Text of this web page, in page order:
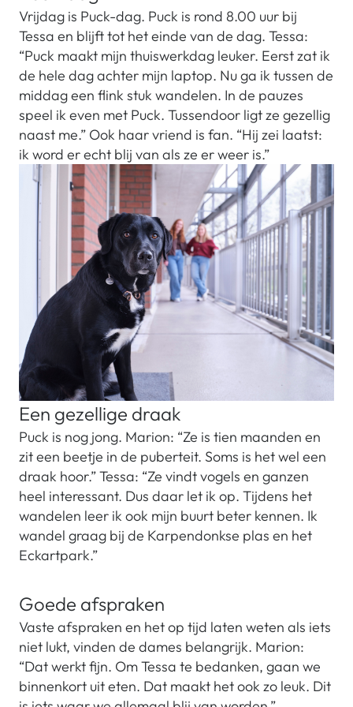
Vrijdag is Puck-dag. Puck is rond 8.00 uur bij
Tessa en blijft tot het einde van de dag. Tessa:
“Puck maakt mijn thuiswerkdag leuker. Eerst zat ik
de hele dag achter mijn laptop. Nu ga ik tussen de
middag een flink stuk wandelen. In de pauzes
speel ik even met Puck. Tussendoor ligt ze gezellig
naast me.” Ook haar vriend is fan. “Hij zei laatst:
ik word er echt blij van als ze er weer is.”
Een gezellige draak
Puck is nog jong. Marion: “Ze is tien maanden en
zit een beetje in de puberteit. Soms is het wel een
draak hoor.” Tessa: “Ze vindt vogels en ganzen
heel interessant. Dus daar let ik op. Tijdens het
wandelen leer ik ook mijn buurt beter kennen. Ik
wandel graag bij de Karpendonkse plas en het
Eckartpark.”
Goede afspraken
Vaste afspraken en het op tijd laten weten als iets
niet lukt, vinden de dames belangrijk. Marion:
“Dat werkt fijn. Om Tessa te bedanken, gaan we
binnenkort uit eten. Dat maakt het ook zo leuk. Dit